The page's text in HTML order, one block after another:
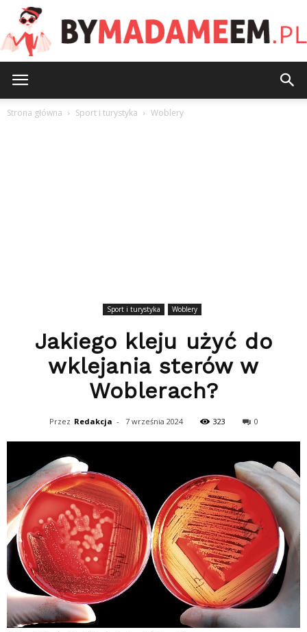
Strona główna Sport i turystyka Woblery
Sport i turystyka Woblery
Jakiego kleju użyć do
wklejania sterów w
Woblerach?
Przez Redakcja - 7 września 2024 323 0